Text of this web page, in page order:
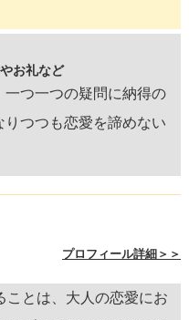
お礼など
一つ一つの疑問に納得の
つつも恋愛を諦めない
プロフィール詳細＞＞
ことは、大人の恋愛にお